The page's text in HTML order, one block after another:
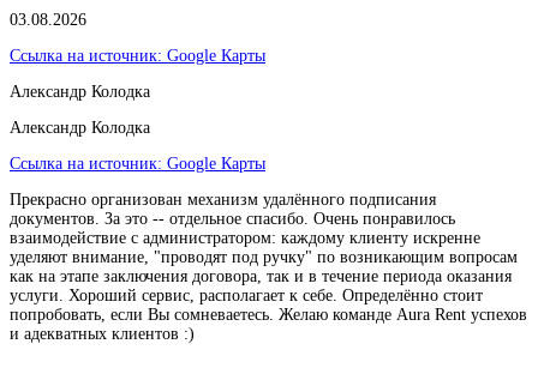
03.08.2026
Ссылка на источник: Google Карты
Александр Колодка
Александр Колодка
Ссылка на источник: Google Карты
Прекрасно организован механизм удалённого подписания
документов. За это -- отдельное спасибо. Очень понравилось
взаимодействие с администратором: каждому клиенту искренне
уделяют внимание, "проводят под ручку" по возникающим вопросам
как на этапе заключения договора, так и в течение периода оказания
услуги. Хороший сервис, располагает к себе. Определённо стоит
попробовать, если Вы сомневаетесь. Желаю команде Aura Rent успехов
и адекватных клиентов :)